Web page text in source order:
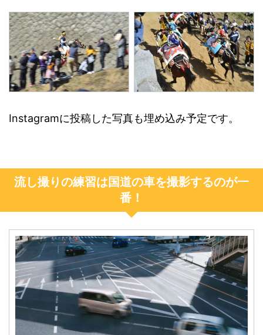
Instagramに投稿した写真も埋め込み予定です。
流し撮りの練習は国道の車を撮影するのが一
番！